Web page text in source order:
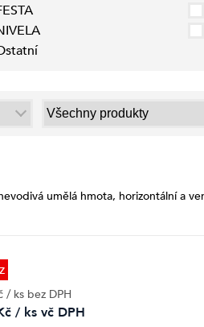
umělá hmota, horizontální a
/ ks bez DPH
/ ks vč DPH